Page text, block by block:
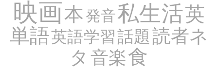
映画本発音私生活英
単語英語学習話題読者ネ
タ 音楽食